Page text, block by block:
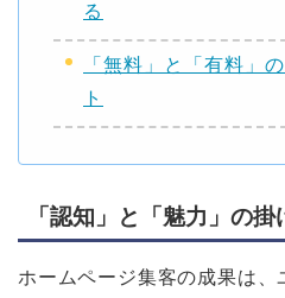
る
「無料」と「有料」
ト
「認知」と「魅力」の
ホームページ集客の成果は、